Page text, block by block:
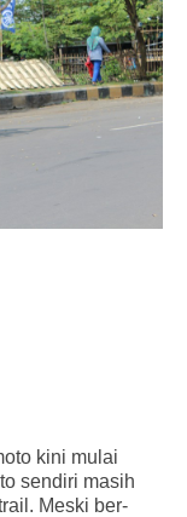
kini mulai
sendiri masih
Meski ber-